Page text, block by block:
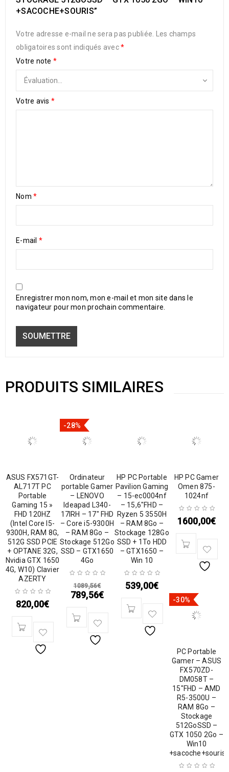
+SACOCHE+SOURIS”
Votre adresse e-mail ne sera pas publiée.
Les champs
obligatoires sont indiqués avec*
Votre note *
Votre avis *
Nom *
E-mail *
Enregistrer mon nom, mon e-mail et mon site dans le
navigateur pour mon prochain commentaire.
PRODUITS SIMILAIRES
ASUS FX571GT-
AL717T PC
Portable
Gaming 15 »
FHD 120HZ
(Intel Core I5-
9300H, RAM 8G,
512G SSD PCIE
+ OPTANE 32G,
Nvidia GTX 1650
4G, W10) Clavier
AZERTY
820,00€
-28%
Ordinateur
portable Gamer
– LENOVO
Ideapad L340-
17IRH – 17″ FHD
– Core i5-9300H
– RAM 8Go –
Stockage 512Go
SSD – GTX1650
4Go
1089,56€
789,56€
HP PC Portable
Pavilion Gaming
– 15-ec0004nf
– 15,6″FHD –
Ryzen 5 3550H
– RAM 8Go –
Stockage 128Go
SSD + 1To HDD
– GTX1650 –
Win 10
539,00€
HP PC Gamer
Omen 875-
1024nf
1600,00€
-30%
PC Portable
Gamer – ASUS
FX570ZD-
DM058T –
15″FHD – AMD
R5-3500U –
RAM 8Go –
Stockage
512GoSSD –
GTX 1050 2Go –
Win10
+sacoche+souris